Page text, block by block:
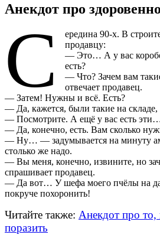
Анекдот про
С
ередина 90-х. В
продавцу:
— Это… А у вас
есть?
— Что? Зачем вам
отвечает продавец.
— Затем! Нужны и всё. Есть?
— Да, кажется, были такие на
— Посмотрите. А ещё у вас есть
— Да, конечно, есть. Вам сколько
— Ну… — задумывается на минуту
столько же надо.
— Вы меня, конечно, извините, но
спрашивает продавец.
— Да вот… У шефа моего пчёлы на
покруче похоронить!
Читайте также: Анекдот про то,
поразить